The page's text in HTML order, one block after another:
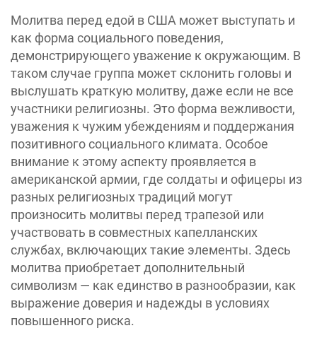
Молитва перед едой в США может выступать и
как форма социального поведения,
демонстрирующего уважение к окружающим. В
таком случае группа может склонить головы и
выслушать краткую молитву, даже если не все
участники религиозны. Это форма вежливости,
уважения к чужим убеждениям и поддержания
позитивного социального климата. Особое
внимание к этому аспекту проявляется в
американской армии, где солдаты и офицеры из
разных религиозных традиций могут
произносить молитвы перед трапезой или
участвовать в совместных капелланских
службах, включающих такие элементы. Здесь
молитва приобретает дополнительный
символизм — как единство в разнообразии, как
выражение доверия и надежды в условиях
повышенного риска.